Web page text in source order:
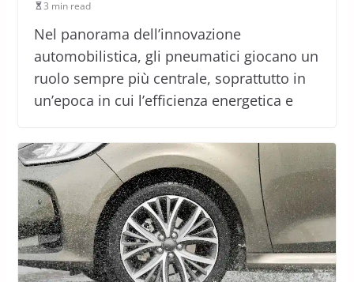
3 min read
Nel panorama dell’innovazione
automobilistica, gli pneumatici giocano un
ruolo sempre più centrale, soprattutto in
un’epoca in cui l’efficienza energetica e